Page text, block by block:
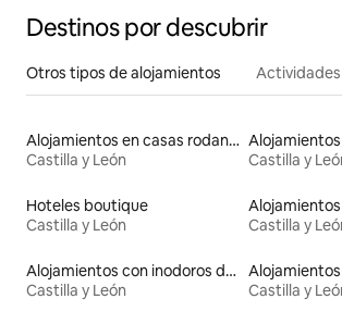
Destinos por descubrir
Otros tipos de alojamientos Actividades
Alojamientos en casas rodantes
Castilla y León
Castilla y
Hoteles boutique
Castilla y León
Castilla y
Alojamientos con inodoros de altura accesible
Castilla y León
Castilla y